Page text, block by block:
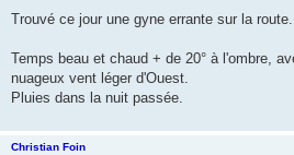
g
Trouvé ce jour une gyne errante sur la route.
Temps beau et chaud + de 20° à l'ombre,
nuageux vent léger d'Ouest.
Pluies dans la nuit passée.
Christian Foin